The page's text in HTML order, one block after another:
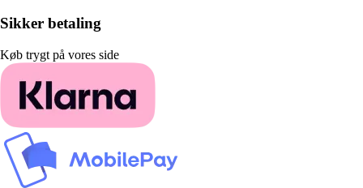
Sikker betaling
Køb trygt på vores side